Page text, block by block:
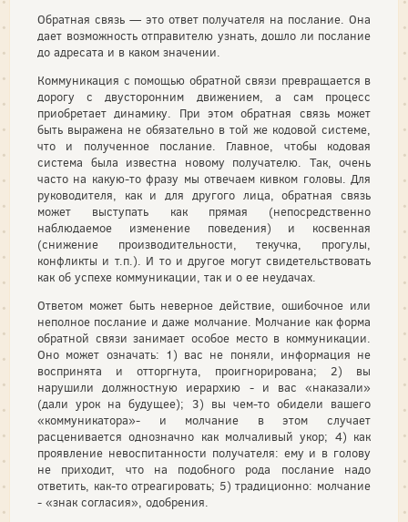
Обратная связь — это ответ получателя на послание. Она
дает возможность отправителю узнать, дошло ли послание
до адресата и в каком значении.
Коммуникация с помощью обратной связи превращается в
дорогу с двусторонним движением, а сам процесс
приобретает динамику. При этом обратная связь может
быть выражена не обязательно в той же кодовой системе,
что и полученное послание. Главное, чтобы кодовая
система была известна новому получателю. Так, очень
часто на какую-то фразу мы отвечаем кивком головы. Для
руководителя, как и для другого лица, обратная связь
может выступать как прямая (непосредственно
наблюдаемое изменение поведения) и косвенная
(снижение производительности, текучка, прогулы,
конфликты и т.п.). И то и другое могут свидетельствовать
как об успехе коммуникации, так и о ее неудачах.
Ответом может быть неверное действие, ошибочное или
неполное послание и даже молчание. Молчание как форма
обратной связи занимает особое место в коммуникации.
Оно может означать: 1) вас не поняли, информация не
воспринята и отторгнута, проигнорирована; 2) вы
нарушили должностную иерархию - и вас «наказали»
(дали урок на будущее); 3) вы чем-то обидели вашего
«коммуникатора»- и молчание в этом случает
расценивается однозначно как молчаливый укор; 4) как
проявление невоспитанности получателя: ему и в голову
не приходит, что на подобного рода послание надо
ответить, как-то отреагировать; 5) традиционно: молчание
- «знак согласия», одобрения.